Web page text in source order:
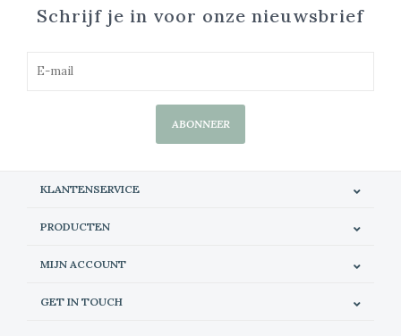
Schrijf je in voor onze nieuwsbrief
ABONNEER
KLANTENSERVICE
PRODUCTEN
MIJN ACCOUNT
GET IN TOUCH